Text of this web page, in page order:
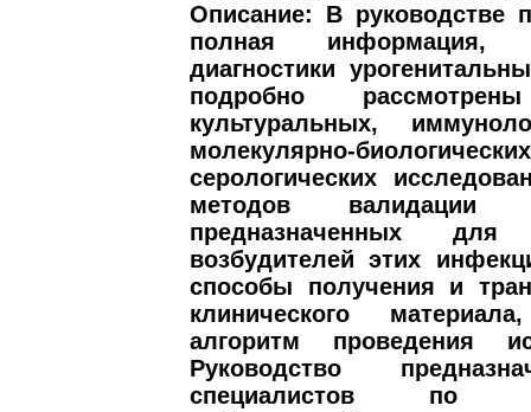
Описание: В руководстве
полная информация,
диагностики
подробно
культуральных,
молекулярно-
серологических
методов валидации
предназначенных для
возбудителей этих
способы получения и
клинического
алгоритм проведения
Руководство
специалистов по